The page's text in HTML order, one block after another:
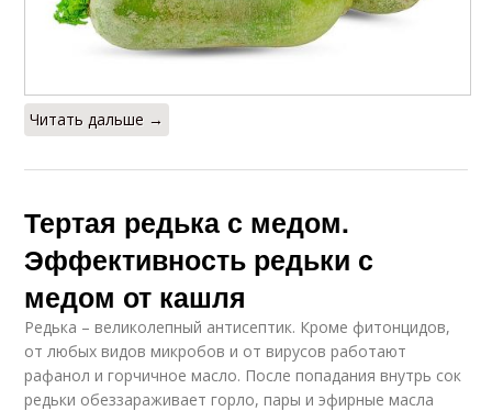
Читать дальше →
Тертая редька с медом.
Эффективность редьки с
медом от кашля
Редька – великолепный антисептик. Кроме фитонцидов,
от любых видов микробов и от вирусов работают
рафанол и горчичное масло. После попадания внутрь сок
редьки обеззараживает горло, пары и эфирные масла